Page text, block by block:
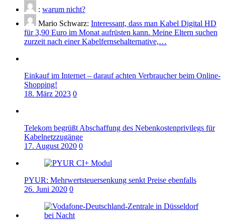
: warum nicht?
Mario Schwarz: Interessant, dass man Kabel Digital HD
für 3,90 Euro im Monat aufrüsten kann. Meine Eltern suchen
zurzeit nach einer Kabelfernsehalternative,…
Einkauf im Internet – darauf achten Verbraucher beim Online-
Shopping!
18. März 2023 0
Telekom begrüßt Abschaffung des Nebenkostenprivilegs für
Kabelnetzzugänge
17. August 2020 0
PYUR: Mehrwertsteuersenkung senkt Preise ebenfalls
26. Juni 2020 0